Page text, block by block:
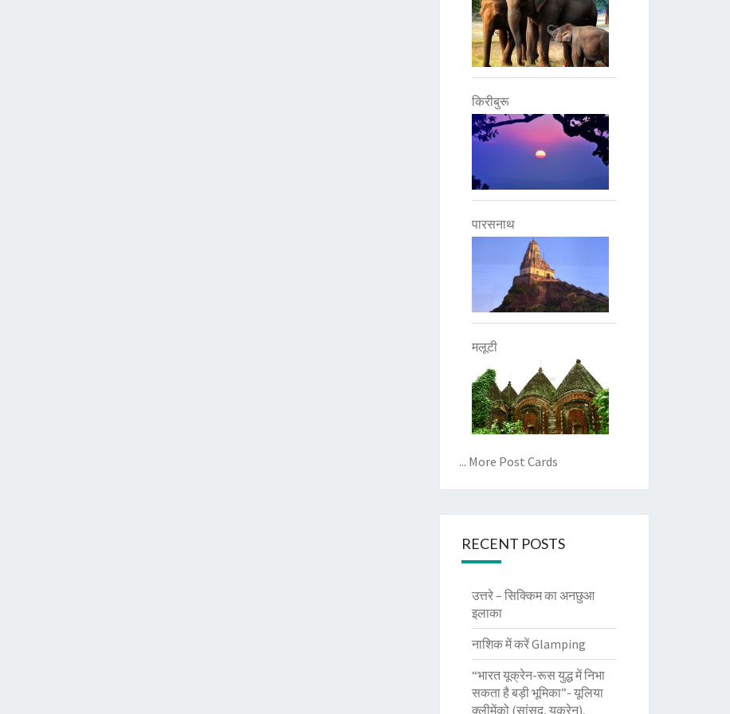
किरीबुरू
पारसनाथ
मलूटी
... More Post Cards
RECENT POSTS
उत्तरे – सिक्किम का अनछुआ
इलाका
नाशिक में करें Glamping
“भारत यूक्रेन-रूस युद्ध में निभा
सकता है बड़ी भूमिका”- यूलिया
क्लीमेंको (सांसद, यूक्रेन),